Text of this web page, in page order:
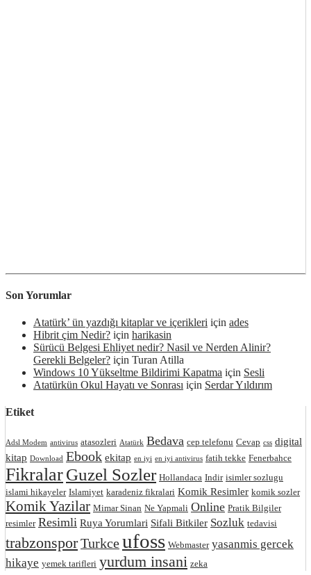
Son Yorumlar
Atatürk’ ün yazdığı kitaplar ve içerikleri için ades
Hibrit çim Nedir? için harikasin
Sürücü Belgesi Ehliyet nedir? Nasil ve Nerden Alinir?
Gerekli Belgeler? için Turan Atilla
Windows 10 Yükseltme Bildirimi Kapatma için Sesli
Atatürkün Okul Hayatı ve Sonrası için Serdar Yıldırım
Etiket
Adsl Modem antivirus atasozleri Atatürk Bedava cep telefonu Cevap css digital
kitap Download Ebook ekitap en iyi en iyi antivirus fatih tekke Fenerbahce
FikralarGuzel Sozler Hollandaca Indir isimler sozlugu
islami hikayeler Islamiyet karadeniz fikralari Komik Resimler komik sozler
Komik Yazilar Mimar Sinan Ne Yapmali Online Pratik Bilgiler
resimler Resimli Ruya Yorumlari Sifali Bitkiler Sozluk tedavisi
trabzonsporTurkceufoss Webmaster yasanmis gercek
hikaye yemek tarifleri yurdum insani zeka